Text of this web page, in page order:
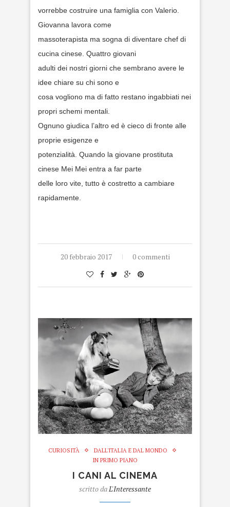
vorrebbe costruire una famiglia con Valerio.
Giovanna lavora come
massoterapista ma sogna di diventare chef di
cucina cinese. Quattro giovani
adulti dei nostri giorni che sembrano avere le
idee chiare su chi sono e
cosa vogliono ma di fatto restano ingabbiati nei
propri schemi mentali.
Ognuno giudica l’altro ed è cieco di fronte alle
proprie esigenze e
potenzialità. Quando la giovane prostituta
cinese Mei Mei entra a far parte
delle loro vite, tutto è costretto a cambiare
rapidamente.
20 febbraio 2017 0 commenti
CURIOSITÀ
DALL'ITALIA E DAL MONDO
IN PRIMO PIANO
I CANI AL CINEMA
scritto daL'Interessante